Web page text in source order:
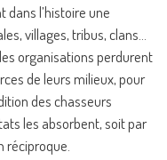
dans l’histoire une
villages, tribus, clans…
organisations perdurent
de leurs milieux, pour
des chasseurs
les absorbent, soit par